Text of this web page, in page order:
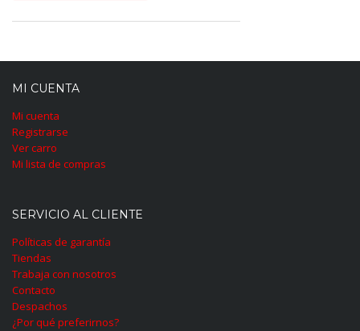
MI CUENTA
Mi cuenta
Registrarse
Ver carro
Mi lista de compras
SERVICIO AL CLIENTE
Políticas de garantía
Tiendas
Trabaja con nosotros
Contacto
Despachos
¿Por qué preferirnos?